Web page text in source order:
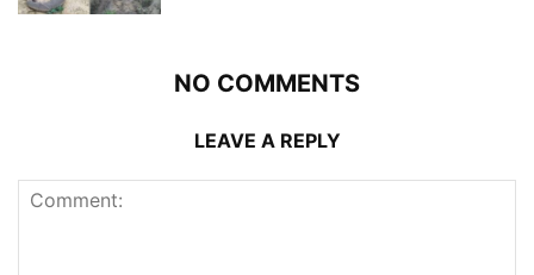
NO COMMENTS
LEAVE A REPLY